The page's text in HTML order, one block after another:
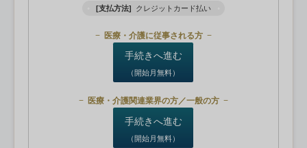
[支払方法] クレジットカード払い
医療・介護に従事される方
手続きへ進む
（開始月無料）
医療・介護関連業界の方／一般の方
手続きへ進む
（開始月無料）